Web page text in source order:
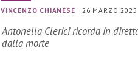
VINCENZO CHIANESE |26 MARZO 2025
Antonella Clerici ricorda in
dalla morte